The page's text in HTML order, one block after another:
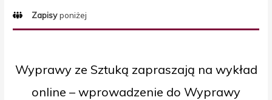
Zapisyponiżej
Wyprawy ze Sztuką zapraszają na wykład
online – wprowadzenie do Wyprawy